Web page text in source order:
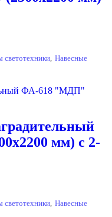
светотехники, Навесные
мм) с 2-
светотехники Навесные